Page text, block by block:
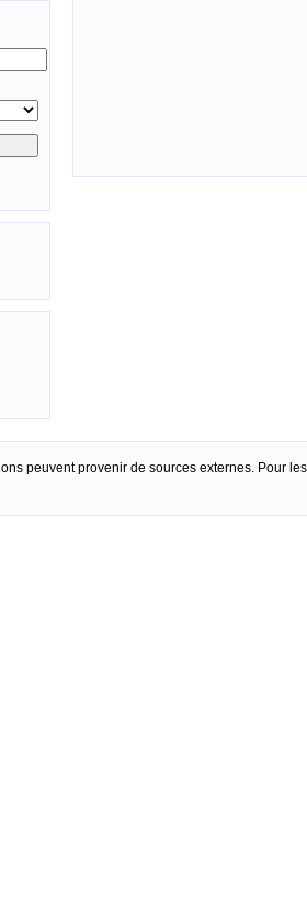
peuvent provenir de sources externes. Pour